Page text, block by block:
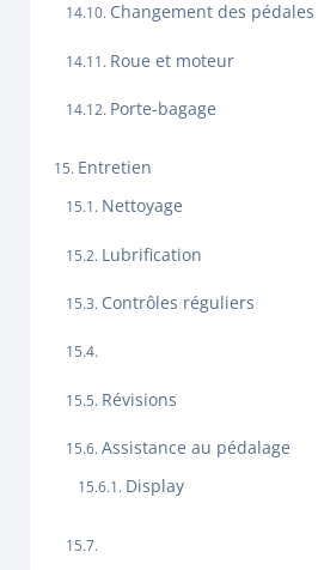
Changement des pédales
Roue et moteur
Porte-bagage
Entretien
Nettoyage
Lubrification
Contrôles réguliers
Révisions
Assistance au pédalage
Display